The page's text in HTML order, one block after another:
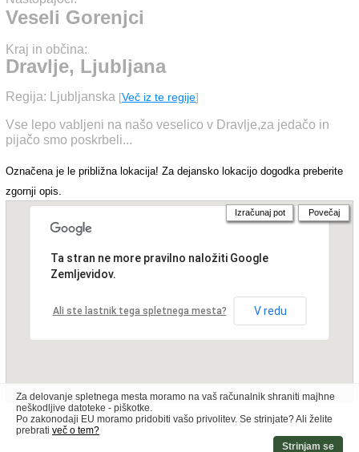
Veseli Gorenjci
Kraj in občina:
Dravlje, Ljubljana
Regija: Ljubljanska [Več iz te regije]
Vse lepo vabljeni na našo veselico v Dravlje,za jedačo in
pijačo smo poskrbeli...
Označena je le približna lokacija! Za dejansko lokacijo dogodka preberite
zgornji opis.
Ta stran ne more pravilno naložiti Google
Zemljevidov.
Ali ste lastnik tega spletnega mesta? V redu
Izračunaj pot Povečaj
Za delovanje spletnega mesta moramo na vaš računalnik shraniti majhne
neškodljive datoteke - piškotke.
Po zakonodaji EU moramo pridobiti vašo privolitev. Se strinjate? Ali želite
prebrati več o tem?
Strinjam se